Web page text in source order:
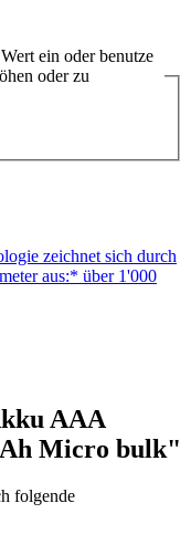
ein oder benutze
oder zu
zeichnet sich durch
aus:* über 1'000
AAA
Micro bulk"
folgende